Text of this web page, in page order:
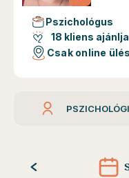
Pszichológus
18 kliens ajánlja
Csak online